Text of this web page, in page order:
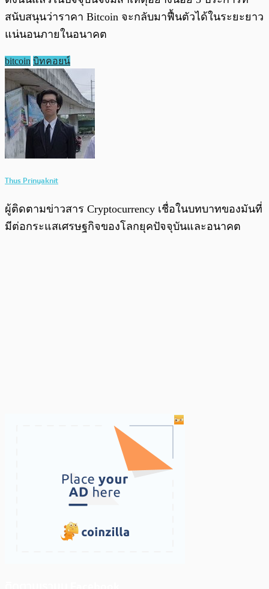
สนับสนุนว่าราคา Bitcoin จะกลับมาฟื้นตัวได้ในระยะยาว
แน่นอนภายในอนาคต
bitcoin บิทคอยน์
Thus Prinyaknit
ผู้ติดตามข่าวสาร Cryptocurrency เชื่อในบทบาทของมันที่
มีต่อกระแสเศรษฐกิจของโลกยุคปัจจุบันและอนาคต